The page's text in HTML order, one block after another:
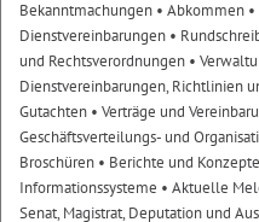
Bekanntmachungen • Abkommen
Dienstvereinbarungen •
und Rechtsverordnungen •
Dienstvereinbarungen, Richtlinien
Gutachten • Verträge und
Geschäftsverteilungs- und
Broschüren • Berichte und Konzepte
Informationssysteme • Aktuelle
Senat, Magistrat, Deputation und